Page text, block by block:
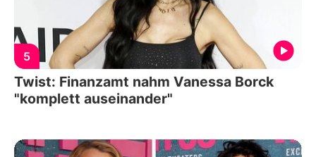
5
Twist: Finanzamt nahm Vanessa Borck
"komplett auseinander"